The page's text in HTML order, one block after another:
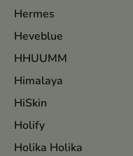
Hermes
Heveblue
HHUUMM
Himalaya
HiSkin
Holify
Holika Holika